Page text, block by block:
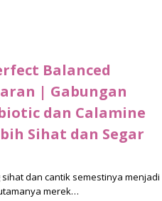
Balanced
| Gabungan
dan Calamine
Sihat dan Segar
dan cantik semestinya menjadi
merek…